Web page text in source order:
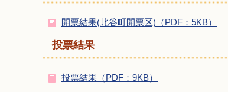
開票結果(北谷町開票区)（PDF：5KB）
投票結果
投票結果（PDF：9KB）